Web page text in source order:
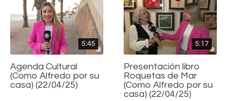
5:45
Agenda Cultural
(Como Alfredo por su
casa) (22/04/25)
5:17
Presentación libro
Roquetas de Mar
(Como Alfredo por su
casa) (22/04/25)